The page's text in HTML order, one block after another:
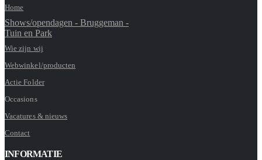
Home
Shows/opendagen - Bruggeman -
Tuin en Park
Wie zijn wij
Webwinkel/producten
Actie Folder
Occasions
Vacatures & nieuws
Contact
INFORMATIE